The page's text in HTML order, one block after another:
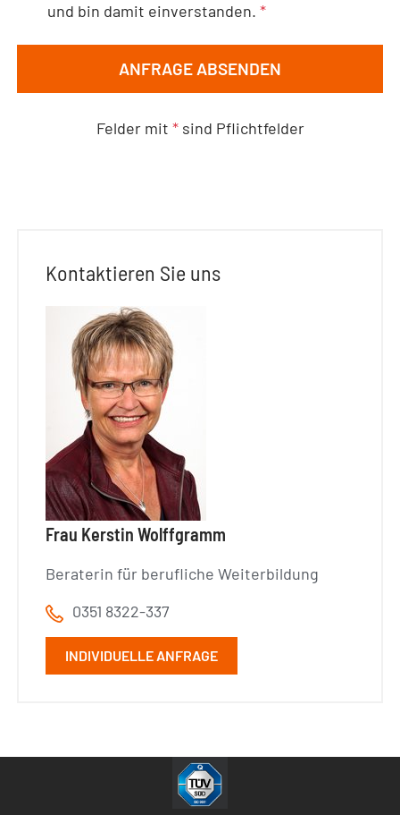
und bin damit einverstanden.*
ANFRAGE ABSENDEN
Felder mit *sind Pflichtfelder
Kontaktieren Sie uns
Frau Kerstin Wolffgramm
Beraterin für berufliche Weiterbildung
0351 8322-337
INDIVIDUELLE ANFRAGE